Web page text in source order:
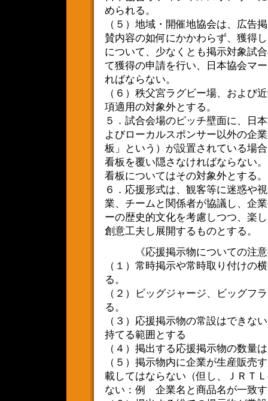
められる。
（５）地域・開催地協会は、広告
賛内容の如何にかかわらず、獲得
について、少なくとも掲示対象試
て獲得の申請を行い、日本協会マ
ればならない。
（６）秩父宮ラグビー場、および
項適用の対象外とする。
５．試合会場のピッチ壁面に、日
よびローカルスポンサー以外の企
板」という）が設置されている場
看板を覆い隠さなければならない
看板についてはその対象外とする。
６．応援形式は、観客等に迷惑や
業、チームと関係者が協議し、企
ーの歴史的文化を考慮しつつ、楽
創意工夫し展開するものとする。
《応援掲示物についての注意
（１）常時掲示や常時取り付けの
る。
（２）ビッグジャージ、ビッグフ
る。
（３）応援掲示物の常設はできな
持てる範囲とする
（４）掲出する応援掲示物の数量
（５）掲示物内に企業が生産販売
載してはならない（但し、ＪＲＴ
ない：例 企業名と商品名が一致